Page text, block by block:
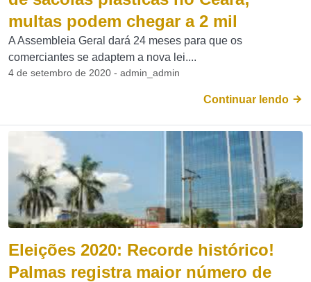
multas podem chegar a 2 mil
A Assembleia Geral dará 24 meses para que os
comerciantes se adaptem a nova lei....
4 de setembro de 2020 - admin_admin
Continuar lendo
Eleições 2020: Recorde histórico!
Palmas registra maior número de